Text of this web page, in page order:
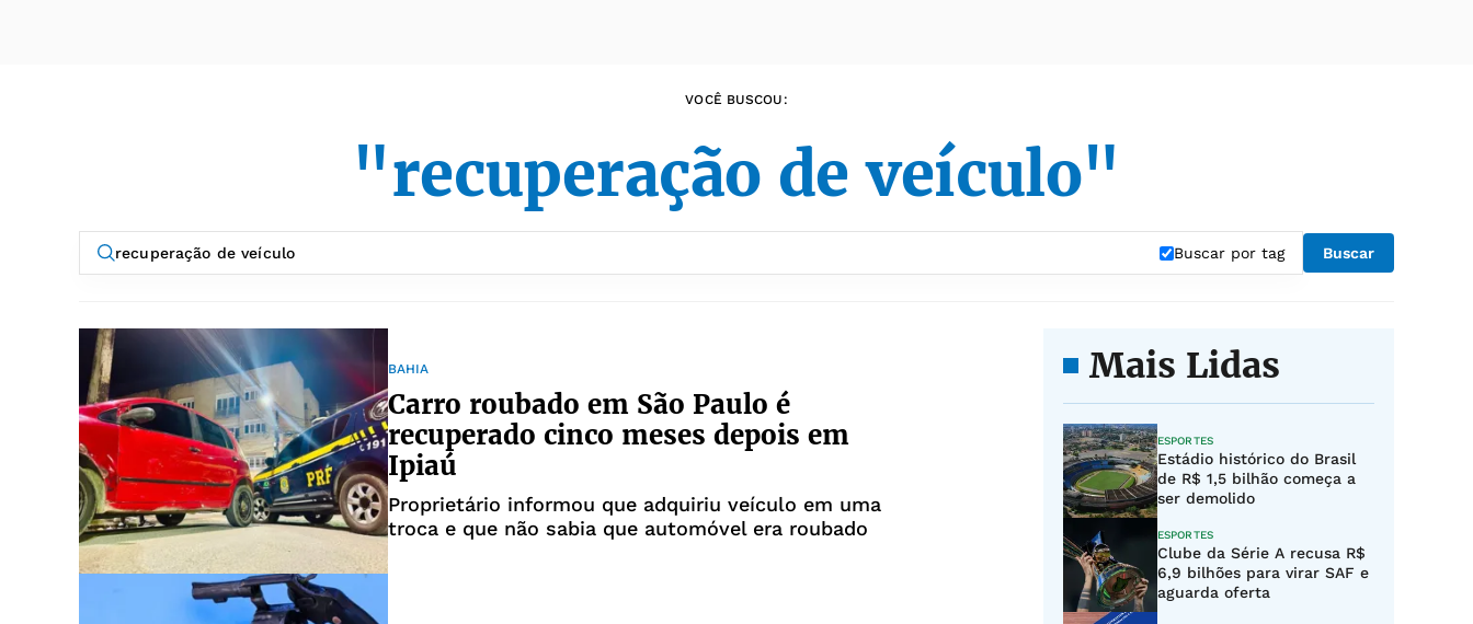
VOCÊ BUSCOU:
"recuperação de veículo"
Buscar por tag Buscar
BAHIA
Carro roubado em São Paulo é
recuperado cinco meses depois em
Ipiaú
Proprietário informou que adquiriu veículo em uma
troca e que não sabia que automóvel era roubado
Mais Lidas
ESPORTES
Estádio histórico do Brasil
de R$ 1,5 bilhão começa a
ser demolido
ESPORTES
Clube da Série A recusa R$
6,9 bilhões para virar SAF e
aguarda oferta